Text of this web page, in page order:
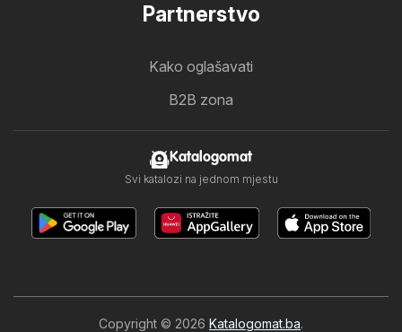
Partnerstvo
Kako oglašavati
B2B zona
Katalogomat
Svi katalozi na jednom mjestu
Copyright © 2026 Katalogomat.ba.